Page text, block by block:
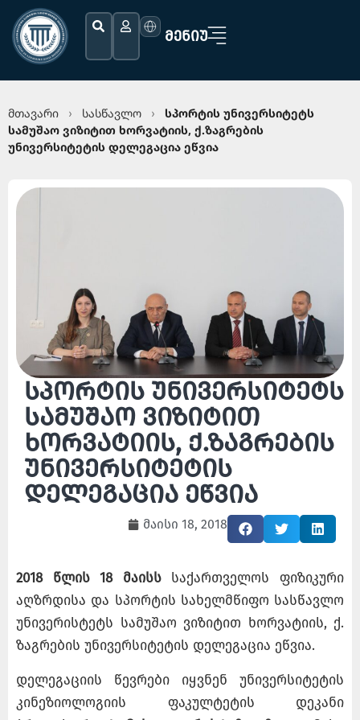
ᲛᲔᲜᲘᲣ
მთავარი › სასწავლო ›
სპორტის უნივერსიტეტს
სამუშაო ვიზიტით ხორვატიის, ქ.ზაგრების
უნივერსიტეტის დელეგაცია ეწვია
სპორტის უნივერსიტეტს
სამუშაო ვიზიტით
ხორვატიის, ქ.ზაგრების
უნივერსიტეტის
დელეგაცია ეწვია
მაისი 18, 2018
2018 წლის 18 მაისსსაქართველოს ფიზიკური
აღზრდისა და სპორტის სახელმწიფო სასწავლო
უნივერისტეტს სამუშაო ვიზიტით ხორვატიის, ქ.
ზაგრების უნივერსიტეტის დელეგაცია ეწვია.
დელეგაციის წევრები იყვნენ უნივერსიტეტის
კინეზიოლოგიის ფაკულტეტის დეკანი